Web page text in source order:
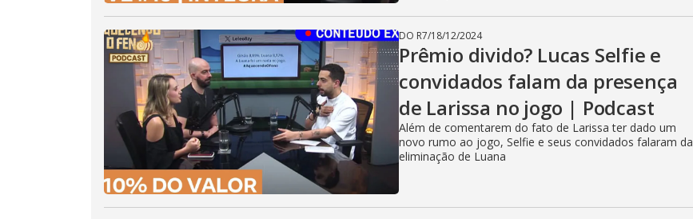
DO R7/18/12/2024
Prêmio divido? Lucas Selfie e
convidados falam da presença
de Larissa no jogo | Podcast
Além de comentarem do fato de Larissa ter dado um
novo rumo ao jogo, Selfie e seus convidados falaram da
eliminação de Luana